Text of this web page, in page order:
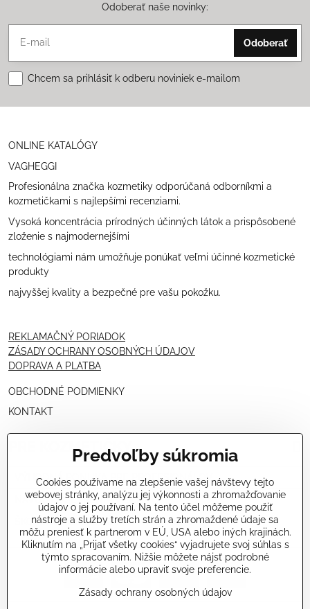
Odoberať naše novinky:
Odoberať
Chcem sa prihlásiť k odberu noviniek e-mailom
ONLINE KATALÓGY
VAGHEGGI
Profesionálna značka kozmetiky odporúčaná odborníkmi a
kozmetičkami s najlepšími recenziami.
Vysoká koncentrácia prírodných účinných látok a prispôsobené
zloženie s najmodernejšími
technológiami nám umožňuje ponúkať veľmi účinné kozmetické
produkty
najvyššej kvality a bezpečné pre vašu pokožku.
REKLAMAČNÝ PORIADOK
ZÁSADY OCHRANY OSOBNÝCH ÚDAJOV
DOPRAVA A PLATBA
OBCHODNÉ PODMIENKY
KONTAKT
PRE KOZMETIČKY
VÝHODNÁ PONUKA PRE PROFESIONÁLOV
NÁVODY OŠETRENÍ - VIDEÁ
ŠKOLENIE KOZMETIČIEK V TALIANSKU
Predvoľby súkromia
Cookies používame na zlepšenie vašej návštevy tejto
webovej stránky, analýzu jej výkonnosti a zhromažďovanie
údajov o jej používaní. Na tento účel môžeme použiť
nástroje a služby tretích strán a zhromaždené údaje sa
môžu preniesť k partnerom v EÚ, USA alebo iných krajinách.
Kliknutím na „Prijať všetky cookies“ vyjadrujete svoj súhlas s
týmto spracovaním. Nižšie môžete nájsť podrobné
informácie alebo upraviť svoje preferencie.
Zásady ochrany osobných údajov